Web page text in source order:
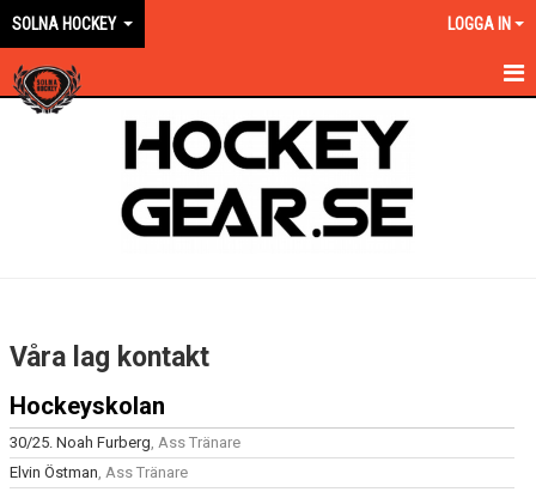
SOLNA HOCKEY LOGGA IN
EN ORANGE VÄG
VÅRA LAG KONTAKT
MATCHER
Våra lag kontakt
Hockeyskolan
30/25. Noah Furberg, Ass Tränare
Elvin Östman, Ass Tränare